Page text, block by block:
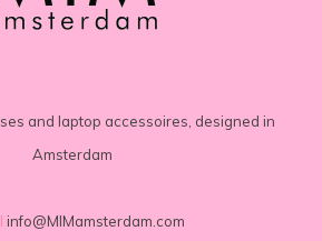
and laptop accessoires, designed in
Amsterdam
info@MIMamsterdam.com